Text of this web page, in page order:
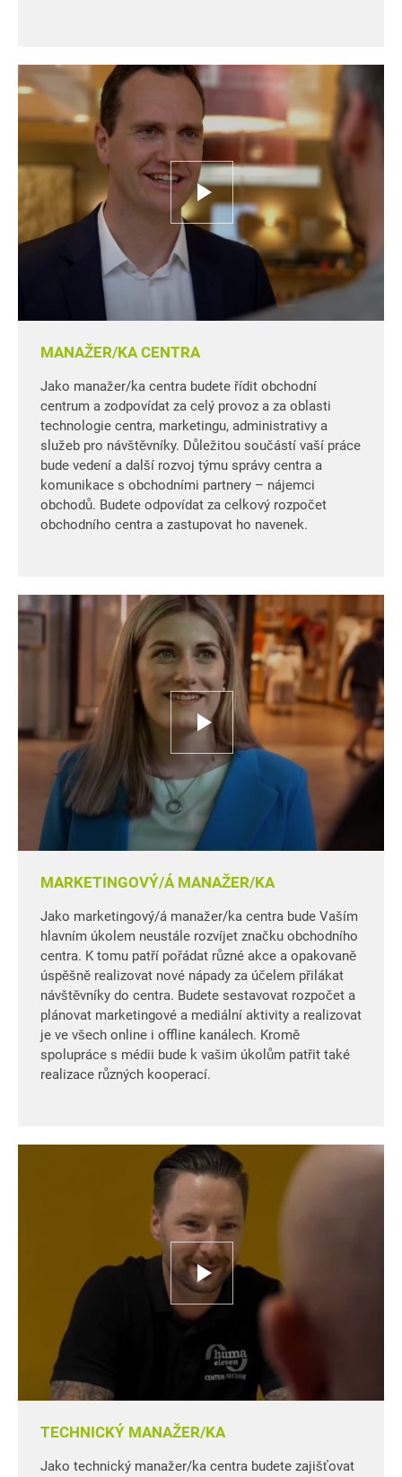
MANAŽER/KA CENTRA
Jako manažer/ka centra budete řídit obchodní
centrum a zodpovídat za celý provoz a za oblasti
technologie centra, marketingu, administrativy a
služeb pro návštěvníky. Důležitou součástí vaší práce
bude vedení a další rozvoj týmu správy centra a
komunikace s obchodními partnery – nájemci
obchodů. Budete odpovídat za celkový rozpočet
obchodního centra a zastupovat ho navenek.
MARKETINGOVÝ/Á MANAŽER/KA
Jako marketingový/á manažer/ka centra bude Vaším
hlavním úkolem neustále rozvíjet značku obchodního
centra. K tomu patří pořádat různé akce a opakovaně
úspěšně realizovat nové nápady za účelem přilákat
návštěvníky do centra. Budete sestavovat rozpočet a
plánovat marketingové a mediální aktivity a realizovat
je ve všech online i offline kanálech. Kromě
spolupráce s médii bude k vašim úkolům patřit také
realizace různých kooperací.
TECHNICKÝ MANAŽER/KA
Jako technický manažer/ka centra budete zajišťovat